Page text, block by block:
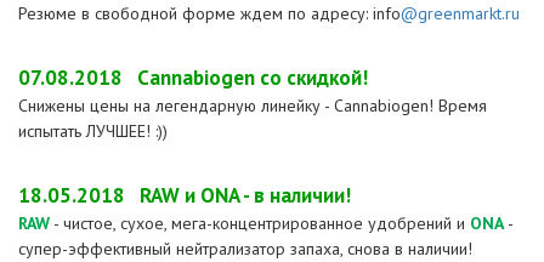
Резюме в свободной форме ждем по адресу: info@greenmarkt.ru
07.08.2018 Cannabiogen со скидкой!
Снижены цены на легендарную линейку - Cannabiogen! Время
испытать ЛУЧШЕЕ! :))
18.05.2018 RAW и ONA - в наличии!
RAW - чистое, сухое, мега-концентрированное удобрений и ONA-
супер-эффективный нейтрализатор запаха, снова в наличии!